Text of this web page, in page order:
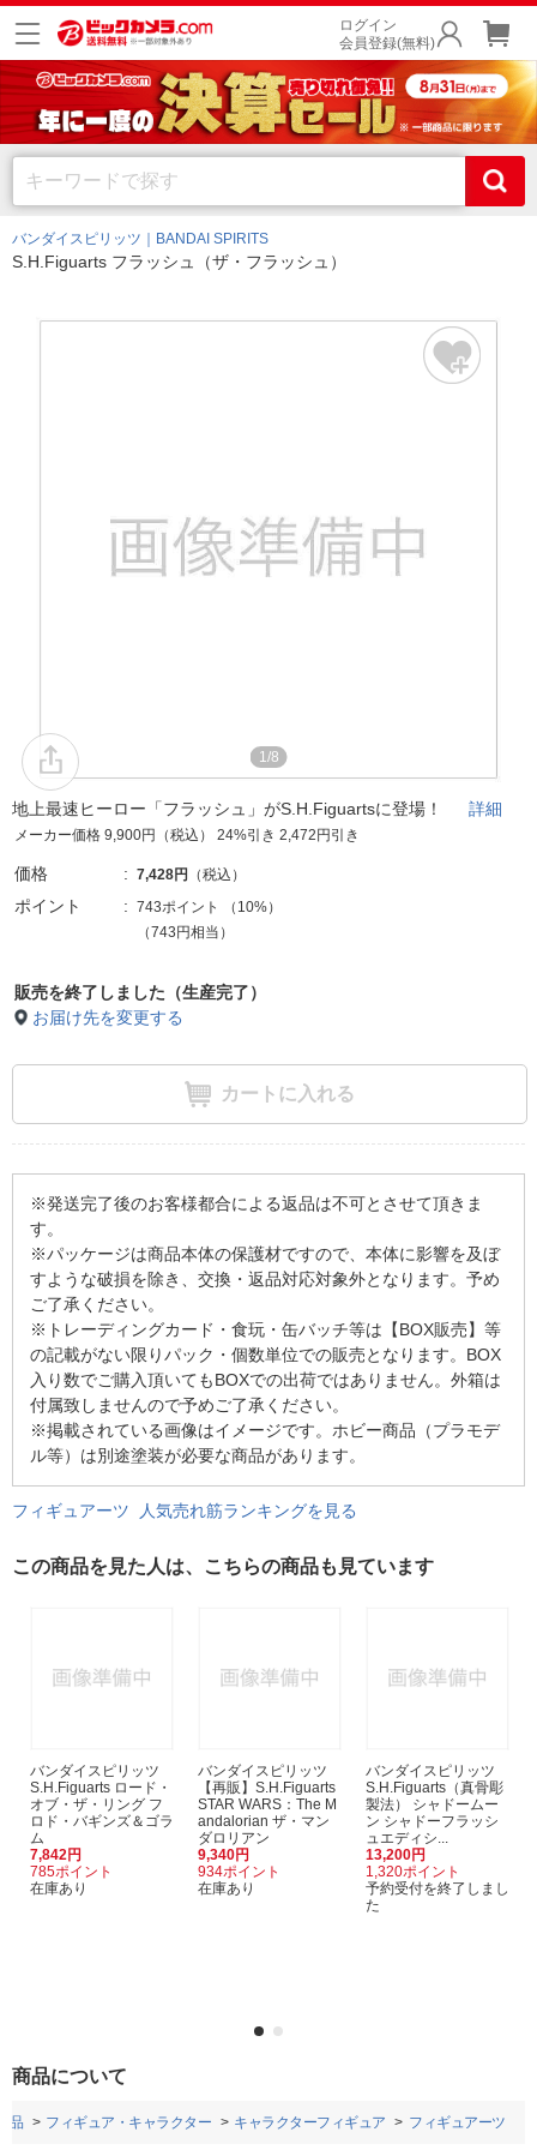
ログイン
会員登録(無料)
バンダイスピリッツ｜BANDAI SPIRITS
S.H.Figuarts フラッシュ（ザ・フラッシュ）
1/8
地上最速ヒーロー「フラッシュ」がS.H.Figuartsに登場！ 詳細
メーカー価格 9,900円（税込） 24%引き 2,472円引き
価格 7,428円 （税込）
ポイント 743ポイント （ 10%）
（743円相当）
販売を終了しました（生産完了）
お届け先を変更する
カートに入れる
※発送完了後のお客様都合による返品は不可とさせて頂きま
す。
※パッケージは商品本体の保護材ですので、本体に影響を及ぼ
すような破損を除き、交換・返品対応対象外となります。予め
ご了承ください。
※トレーディングカード・食玩・缶バッチ等は【BOX販売】等
の記載がない限りパック・個数単位での販売となります。BOX
入り数でご購入頂いてもBOXでの出荷ではありません。外箱は
付属致しませんので予めご了承ください。
※掲載されている画像はイメージです。ホビー商品（プラモデ
ル等）は別途塗装が必要な商品があります。
フィギュアーツ 人気売れ筋ランキングを見る
この商品を見た人は、こちらの商品も見ています
バンダイスピリッツ
S.H.Figuarts ロード・
オブ・ザ・リング フ
ロド・バギンズ＆ゴラ
ム
7,842円
785ポイント
在庫あり
バンダイスピリッツ
【再販】S.H.Figuarts
STAR WARS：The M
andalorian ザ・マン
ダロリアン
9,340円
934ポイント
在庫あり
バンダイスピリッツ
S.H.Figuarts（真骨彫
製法） シャドームー
ン シャドーフラッシ
ュエディシ...
13,200円
1,320ポイント
予約受付を終了しまし
た
商品について
品 フィギュア・キャラクター キャラクターフィギュア フィギュアーツ